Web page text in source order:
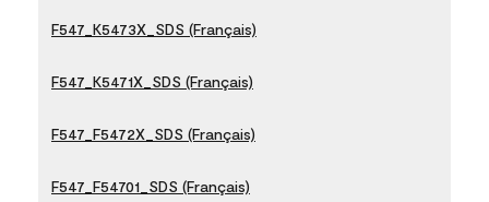
F547_K5473X_SDS (Français)
F547_K5471X_SDS (Français)
F547_F5472X_SDS (Français)
F547_F54701_SDS (Français)